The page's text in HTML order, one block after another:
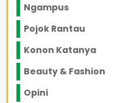
Ngampus
Pojok Rantau
Konon Katanya
Beauty & Fashion
Opini